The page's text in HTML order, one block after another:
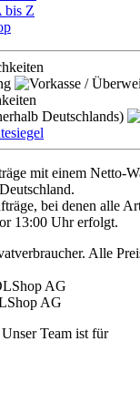
bis Z
mit einem Netto-
bei denen alle
13:00 Uhr erfolgt.
Alle
AG
Unser Team ist für